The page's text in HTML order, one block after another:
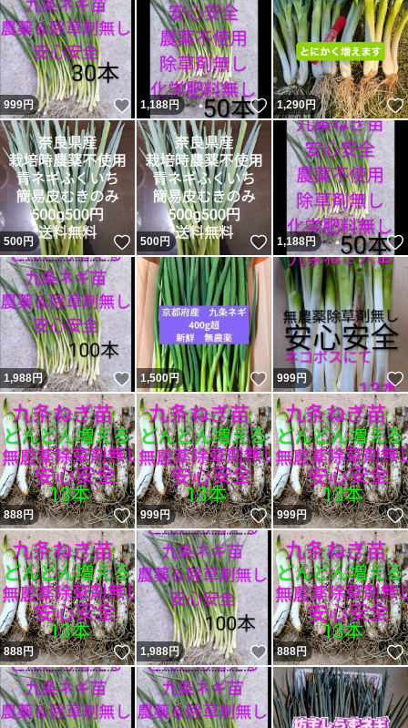
999円 いいね！
1,188円 いいね！
1,290円
500円 いいね！
500円 いいね！
1,188円
1,988円 いいね！
1,500円 いいね！
999円
888円 いいね！
999円 いいね！
999円
888円 いいね！
1,988円 いいね！
888円